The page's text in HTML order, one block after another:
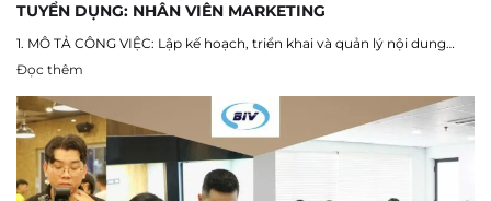
TUYỂN DỤNG: NHÂN VIÊN MARKETING
1. MÔ TẢ CÔNG VIỆC: Lập kế hoạch, triển khai và quản lý nội dung…
Đọc thêm